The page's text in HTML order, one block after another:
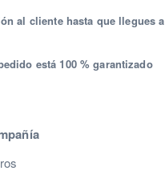
al cliente hasta que llegues
está 100 % garantizado